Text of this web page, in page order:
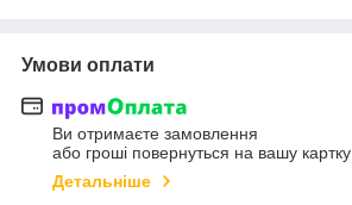
Умови оплати
Ви отримаєте замовлення
або гроші повернуться на вашу картку
Детальніше